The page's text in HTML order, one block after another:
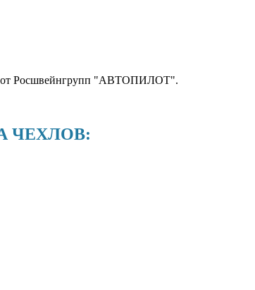
от Росшвейнгрупп "АВТОПИЛОТ".
ЧЕХЛОВ: